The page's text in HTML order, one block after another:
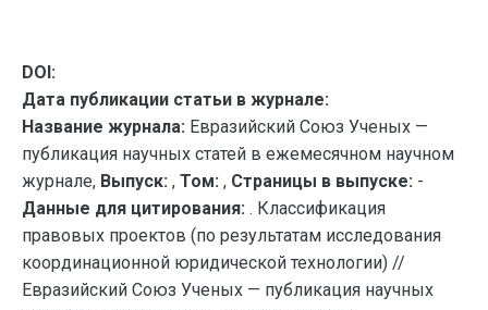
DOI:
Дата публикации статьи в журнале:
Название журнала: Евразийский Союз Ученых —
публикация научных статей в ежемесячном научном
журнале, Выпуск: , Том: , Страницы в выпуске: -
Данные для цитирования: . Классификация
правовых проектов (по результатам исследования
координационной юридической технологии) //
Евразийский Союз Ученых — публикация научных